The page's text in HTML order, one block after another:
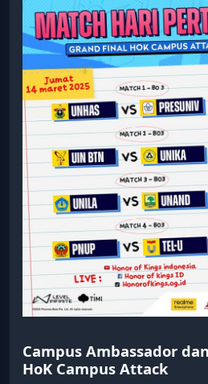
Campus Ambassador
HoK Campus Attack